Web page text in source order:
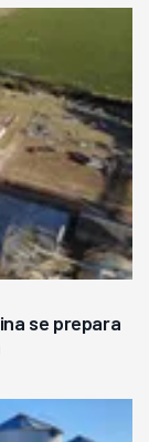
se prepara